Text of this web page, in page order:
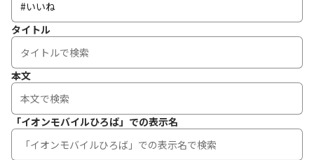
タイトル
本文
「イオンモバイルひろば」での表示名